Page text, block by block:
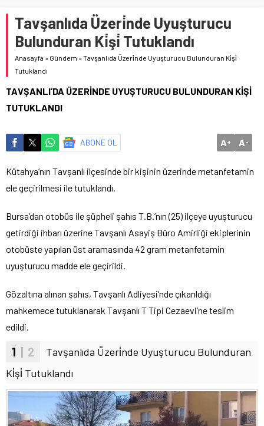
Tavşanlıda Üzeri̇nde Uyuşturucu
Bulunduran Ki̇şi̇ Tutuklandı
Anasayfa » Gündem »Tavşanlıda Üzeri̇nde Uyuşturucu Bulunduran Ki̇şi̇
Tutuklandı
TAVŞANLI’DA ÜZERİNDE UYUŞTURUCU BULUNDURAN KİŞİ
TUTUKLANDI
ABONE OL A+ A-
Kütahya’nın Tavşanlı ilçesinde bir kişinin üzerinde metanfetamin
ele geçirilmesi ile tutuklandı.
Bursa’dan otobüs ile şüpheli şahıs T.B.’nın (25) ilçeye uyuşturucu
getirdiği ihbarı üzerine Tavşanlı Asayiş Büro Amirliği ekiplerinin
otobüste yapılan üst aramasında 42 gram metanfetamin
uyuşturucu madde ele geçirildi.
Gözaltına alınan şahıs, Tavşanlı Adliyesi’nde çıkarıldığı
mahkemece tutuklanarak Tavşanlı T Tipi Cezaevi’ne teslim
edildi.
1 | 2
Tavşanlıda Üzeri̇nde Uyuşturucu Bulunduran
Ki̇şi̇ Tutuklandı